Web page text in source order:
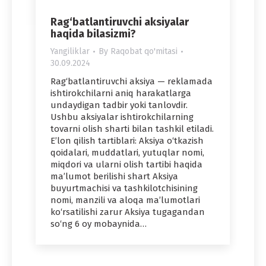
Rag‘batlantiruvchi aksiyalar
haqida bilasizmi?
Yangiliklar By Raqobat qo'mitasi
30.09.2024
Rag‘batlantiruvchi aksiya — reklamada
ishtirokchilarni aniq harakatlarga
undaydigan tadbir yoki tanlovdir.
Ushbu aksiyalar ishtirokchilarning
tovarni olish sharti bilan tashkil etiladi.
E’lon qilish tartiblari: Aksiya o‘tkazish
qoidalari, muddatlari, yutuqlar nomi,
miqdori va ularni olish tartibi haqida
ma’lumot berilishi shart Aksiya
buyurtmachisi va tashkilotchisining
nomi, manzili va aloqa ma’lumotlari
ko‘rsatilishi zarur Aksiya tugagandan
so‘ng 6 oy mobaynida…